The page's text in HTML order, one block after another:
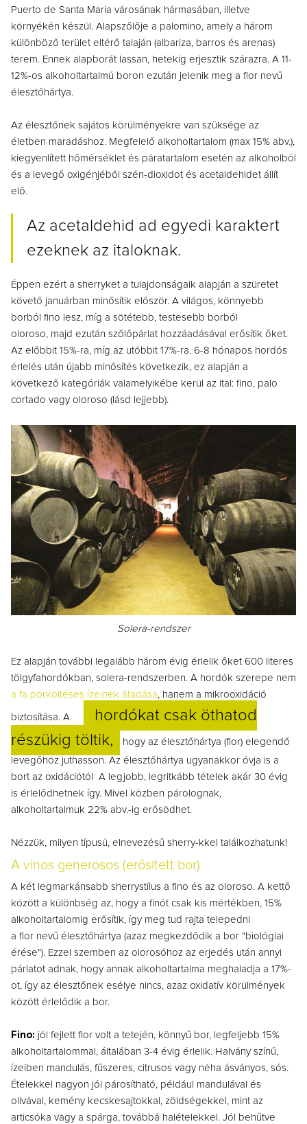
Puerto de Santa Maria városának hármasában, illetve
környékén készül. Alapszőlője a palomino, amely a három
különböző terület eltérő talaján (albariza, barros és arenas)
terem. Ennek alapborát lassan, hetekig erjesztik szárazra. A 11-
12%-os alkoholtartalmú boron ezután jelenik meg a flor nevű
élesztőhártya.
Az élesztőnek sajátos körülményekre van szüksége az
életben maradáshoz. Megfelelő alkoholtartalom (max 15% abv.),
kiegyenlített hőmérséklet és páratartalom esetén az alkoholból
és a levegő oxigénjéből szén-dioxidot és acetaldehidet állít
elő.
Az acetaldehid ad egyedi karaktert
ezeknek az italoknak.
Éppen ezért a sherryket a tulajdonságaik alapján a szüretet
követő januárban minősítik először. A világos, könnyebb
borból fino lesz, míg a sötétebb, testesebb borból
oloroso, majd ezután szőlőpárlat hozzáadásával erősítik őket.
Az előbbit 15%-ra, míg az utóbbit 17%-ra. 6-8 hónapos hordós
érlelés után újabb minősítés következik, ez alapján a
következő kategóriák valamelyikébe kerül az ital: fino, palo
cortado vagy oloroso (lásd lejjebb).
Solera-rendszer
Ez alapján további legalább három évig érlelik őket 600 literes
tölgyfahordókban, solera-rendszerben. A hordók szerepe nem
a fa pörköltéses ízeinek átadása, hanem a mikrooxidáció
biztosítása. A
hordókat csak öthatod
részükig töltik,
hogy az élesztőhártya (flor) elegendő
levegőhöz juthasson. Az élesztőhártya ugyanakkor óvja is a
bort az oxidációtól A legjobb, legritkább tételek akár 30 évig
is érlelődhetnek így. Mivel közben párolognak,
alkoholtartalmuk 22% abv.-ig erősödhet.
Nézzük, milyen típusú, elnevezésű sherry-kkel találkozhatunk!
A vinos generosos (erősített bor)
A két legmarkánsabb sherrystílus a fino és az oloroso. A kettő
között a különbség az, hogy a finót csak kis mértékben, 15%
alkoholtartalomig erősítik, így meg tud rajta telepedni
a flor nevű élesztőhártya (azaz megkezdődik a bor "biológiai
érése"). Ezzel szemben az olorosóhoz az erjedés után annyi
párlatot adnak, hogy annak alkoholtartalma meghaladja a 17%-
ot, így az élesztőnek esélye nincs, azaz oxidatív körülmények
között érlelődik a bor.
Fino: jól fejlett flor volt a tetején, könnyű bor, legfeljebb 15%
alkoholtartalommal, általában 3-4 évig érlelik. Halvány színű,
ízeiben mandulás, fűszeres, citrusos vagy néha ásványos, sós.
Ételekkel nagyon jól párosítható, például mandulával és
olivával, kemény kecskesajtokkal, zöldségekkel, mint az
articsóka vagy a spárga, továbbá halételekkel. Jól behűtve